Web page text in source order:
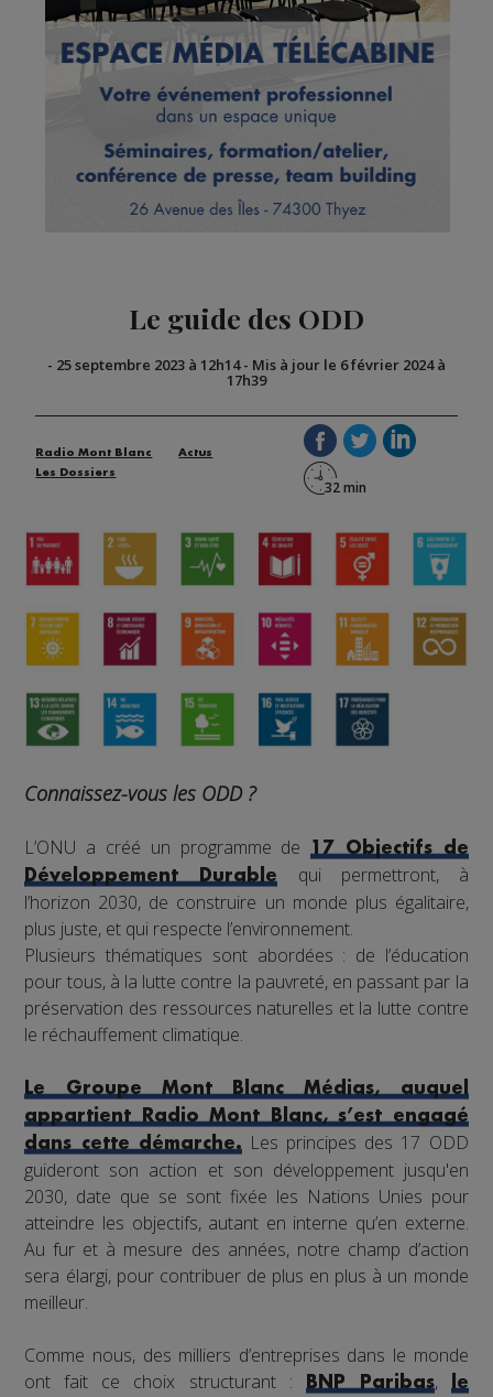
Le guide des ODD
- 25 septembre 2023 à 12h14- Mis à jour le 6 février 2024 à
17h39
Radio Mont Blanc
Actus
Les Dossiers
Connaissez-vous les ODD ?
L’ONU a créé un programme de17 Objectifs de
Développement Durable
qui permettront, à
l’horizon 2030, de construire un monde plus égalitaire,
plus juste, et qui respecte l’environnement.
Plusieurs thématiques sont abordées : de l’éducation
pour tous, à la lutte contre la pauvreté, en passant par la
préservation des ressources naturelles et la lutte contre
le réchauffement climatique.
Le Groupe Mont Blanc Médias, auquel
appartient Radio Mont Blanc, s’est engagé
dans cette démarche.Les principes des 17 ODD
guideront son action et son développement jusqu'en
2030, date que se sont fixée les Nations Unies pour
atteindre les objectifs, autant en interne qu’en externe.
Au fur et à mesure des années, notre champ d’action
sera élargi, pour contribuer de plus en plus à un monde
meilleur.
Comme nous, des milliers d’entreprises dans le monde
ont fait ce choix structurant :
BNP Paribas, le